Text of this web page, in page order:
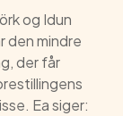
og Idun
den mindre
der får
Ea siger: